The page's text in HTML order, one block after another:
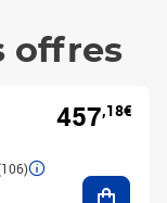
offres
457,18€